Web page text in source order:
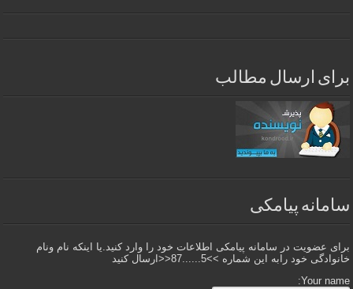
برای ارسال مطالب
سامانه پیامکی
برای عضویت در سامانه پیامکی اطلاعات خود را وارد کنید.یا اینکه نام ونام
خانوادگی خود رابه این شماره >>5......87<<ارسال کنید
Your name: